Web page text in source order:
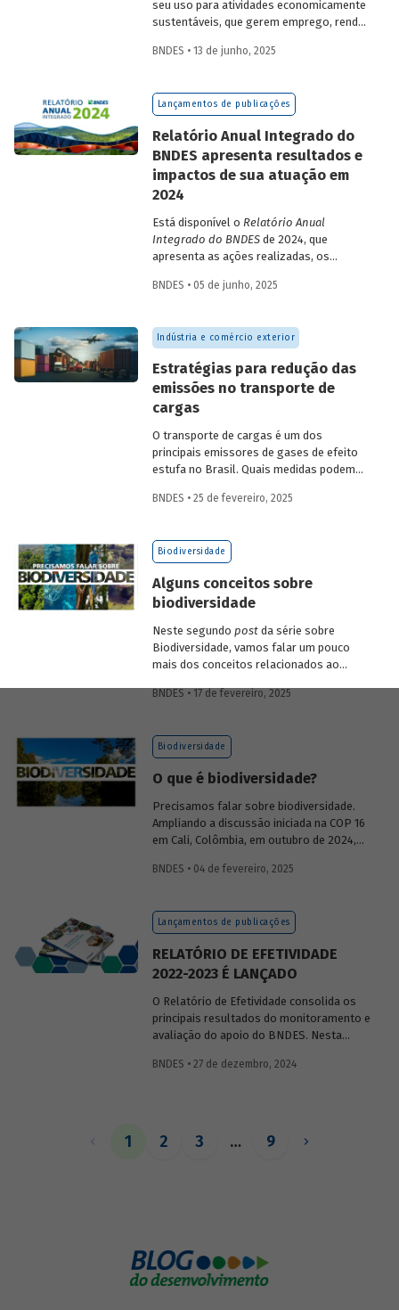
seu uso para atividades economicamente
sustentáveis, que gerem emprego, renda
vive nessas regiões, não são excludentes.
desafio para a gestão e preservação das
florestas e da possibilidade de utilização
privado para viabilizar o desenvolvimento
sustentável nessas regiões.
BNDES • 13 de junho, 2025
Lançamentos de publicações
Relatório Anual Integrado do
BNDES apresenta resultados e
impactos de sua atuação em
2024
Está disponível o Relatório Anual
Integrado do BNDESde 2024, que
apresenta as ações realizadas, os
sua atuação no ano passado. O
contribuiu com a retomada do
crescimento do país, tendo se fortalecido
como grande vetor da
neoindustrialização e do fomento à
inovação, à transição energética, à
economia verde e aos investimentos de
BNDES • 05 de junho, 2025
Indústria e comércio exterior
Estratégias para redução das
emissões no transporte de
cargas
O transporte de cargas é um dos
principais emissores de gases de efeito
estufa no Brasil. Quais medidas podem
ambiental? Confira as estratégias que
BNDES • 25 de fevereiro, 2025
Biodiversidade
Alguns conceitos sobre
biodiversidade
Neste segundo postda série sobre
Biodiversidade, vamos falar um pouco
mais dos conceitos relacionados ao
ecossistêmicos, entre outros.
BNDES • 17 de fevereiro, 2025
Biodiversidade
O que é biodiversidade?
Precisamos falar sobre biodiversidade.
Ampliando a discussão iniciada na COP 16
em Cali, Colômbia, em outubro de 2024,
(anteriormente divulgados sob forma de
os conceitos a ela relacionados, o
contexto atual das discussões sobre o
setores se relacionam com o assunto.
BNDES • 04 de fevereiro, 2025
Lançamentos de publicações
RELATÓRIO DE EFETIVIDADE
2022-2023 É LANÇADO
O Relatório de Efetividade consolida os
principais resultados do monitoramento e
avaliação do apoio do BNDES. Nesta
operacional, as entregas e os impactos
BNDES • 27 de dezembro, 2024
1 2 3 … 9